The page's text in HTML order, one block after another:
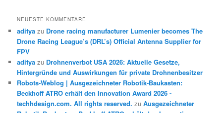
NEUESTE KOMMENTARE
aditya zu Drone racing manufacturer Lumenier becomes The
Drone Racing League’s (DRL’s) Official Antenna Supplier for
FPV
aditya zu Drohnenverbot USA 2026: Aktuelle Gesetze,
Hintergründe und Auswirkungen für private Drohnenbesitzer
Robots-Weblog | Ausgezeichneter Robotik-Baukasten:
Beckhoff ATRO erhält den Innovation Award 2026 -
techhdesign.com. All rights reserved. zuAusgezeichneter